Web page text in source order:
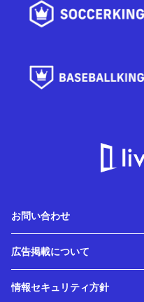
お問い合わせ
広告掲載について
情報セキュリティ方針